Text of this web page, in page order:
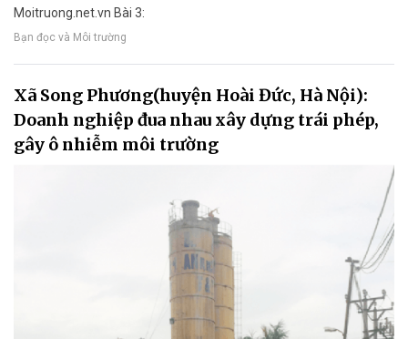
Moitruong.net.vn Bài 3:
Bạn đọc và Môi trường
Xã Song Phương(huyện Hoài Đức, Hà Nội):
Doanh nghiệp đua nhau xây dựng trái phép,
gây ô nhiễm môi trường